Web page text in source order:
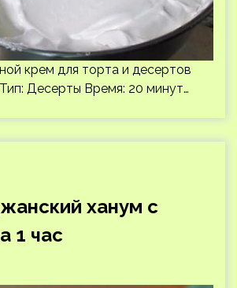
крем для торта и десертов
Десерты Время: 20 минут…
ханум с
1 час